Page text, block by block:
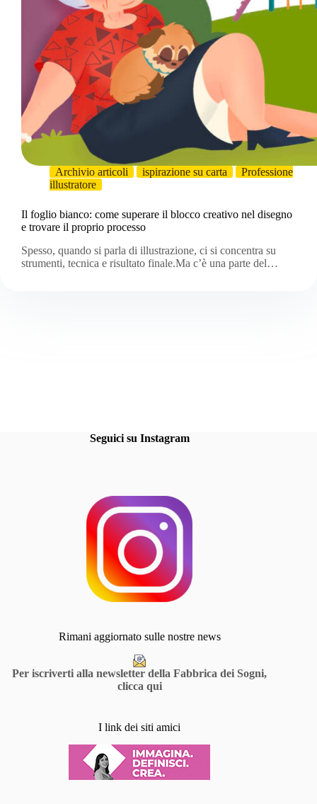
Archivio articoli ispirazione su carta
Professione
illustratore
Il foglio bianco: come superare il blocco creativo nel disegno
e trovare il proprio processo
Spesso, quando si parla di illustrazione, ci si concentra su
strumenti, tecnica e risultato finale.Ma c’è una parte del…
Seguici su Instagram
Rimani aggiornato sulle nostre news
Per iscriverti alla newsletter della Fabbrica dei Sogni,
clicca qui
I link dei siti amici